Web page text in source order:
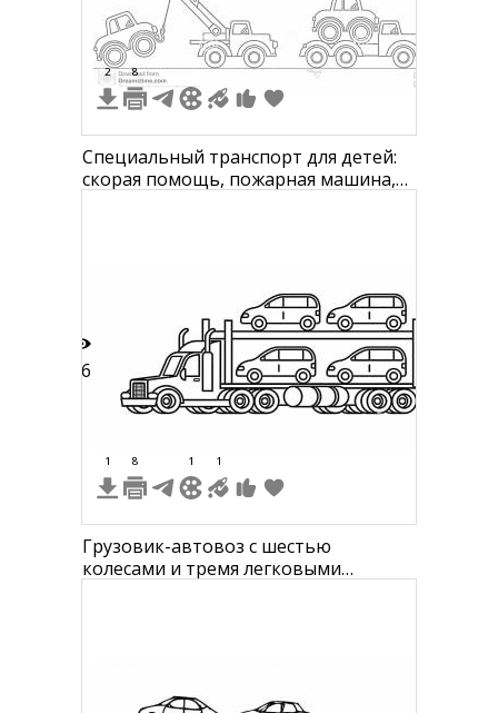
2 8
Специальный транспорт для детей:
скорая помощь, пожарная машина,
26
1 8 1 1
Грузовик-автовоз с шестью
колесами и тремя легковыми